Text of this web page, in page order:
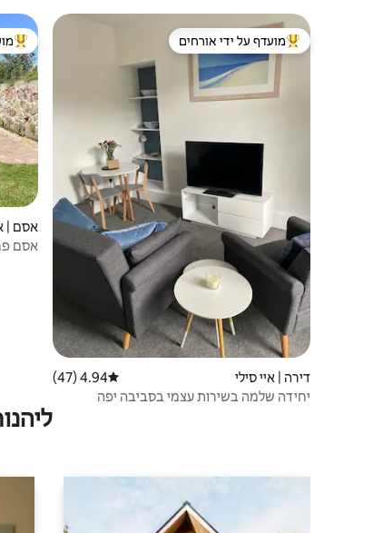
מוביל בקרב נכסים מועדפים על ידי אורחים
מועדף על ידי אורחים
דירה | איי סילי דירוג ממוצע של 4.94 מתוך 5, 47 ביקורות
4.94 (47)
יחידה שלמה בשירות עצמי בסביבה יפה
אסם |
אסם פרדס, לא מושלם